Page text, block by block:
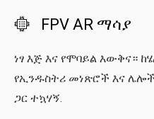
 FPV AR ማሳያ
ነፃ እጅ እና የሞባይል እውቅና።
የኢንዱስትሪ መነጽሮች እና
ጋር ተኳሃኝ.